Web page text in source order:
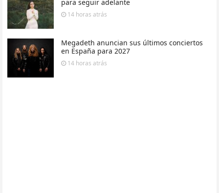
para seguir adelante
14 horas atrás
Megadeth anuncian sus últimos conciertos
en España para 2027
14 horas atrás